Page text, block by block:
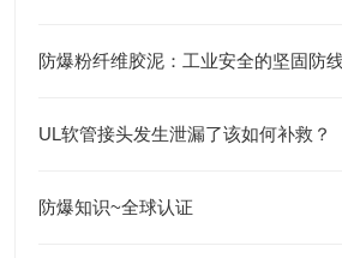
防爆粉纤维胶泥：工业安全的坚固防
UL软管接头发生泄漏了该如何补救？
防爆知识~全球认证